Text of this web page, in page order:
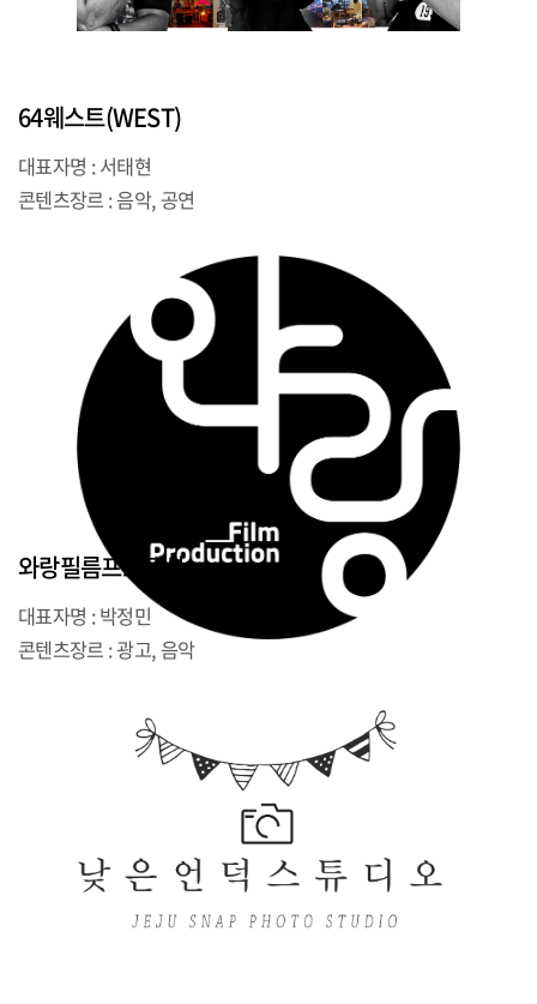
64웨스트(WEST)
대표자명 : 서태현
콘텐츠장르 : 음악, 공연
와랑필름프로덕션
대표자명 : 박정민
콘텐츠장르 : 광고, 음악